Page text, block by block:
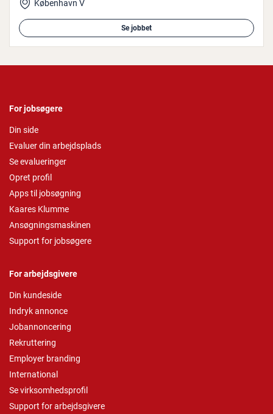
København V
Se jobbet
For jobsøgere
Din side
Evaluer din arbejdsplads
Se evalueringer
Opret profil
Apps til jobsøgning
Kaares Klumme
Ansøgningsmaskinen
Support for jobsøgere
For arbejdsgivere
Din kundeside
Indryk annonce
Jobannoncering
Rekruttering
Employer branding
International
Se virksomhedsprofil
Support for arbejdsgivere